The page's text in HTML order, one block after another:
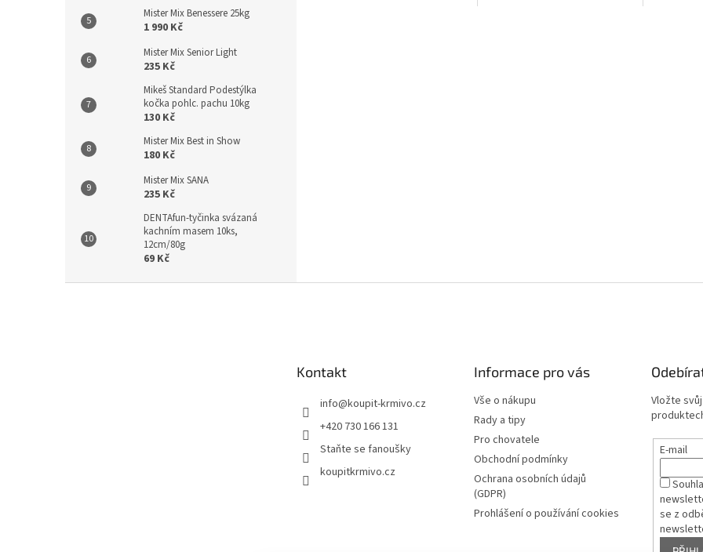
Mister Mix Benessere 25kg
1 990 Kč
Mister Mix Senior Light
235 Kč
Mikeš Standard Podestýlka
kočka pohlc. pachu 10kg
130 Kč
Mister Mix Best in Show
180 Kč
Mister Mix SANA
235 Kč
DENTAfun-tyčinka svázaná
kachním masem 10ks,
12cm/80g
69 Kč
Kontakt
info@koupit-krmivo.cz
+420 730 166 131
Staňte se fanoušky
koupitkrmivo.cz
Informace pro vás
Vše o nákupu
Rady a tipy
Pro chovatele
Obchodní podmínky
Ochrana osobních údajů
(GDPR)
Prohlášení o používání cookies
Vložte
E-mail
se z